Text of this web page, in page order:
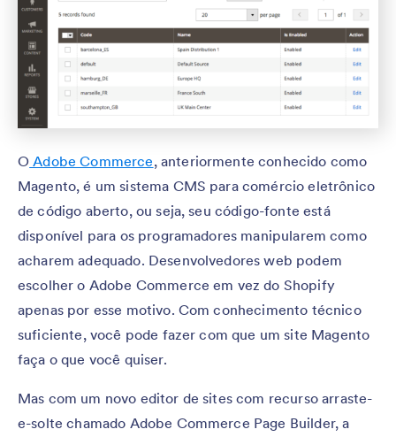
O Adobe Commerce, anteriormente conhecido como
Magento, é um sistema CMS para comércio eletrônico
de código aberto, ou seja, seu código-fonte está
disponível para os programadores manipularem como
acharem adequado. Desenvolvedores web podem
escolher o Adobe Commerce em vez do Shopify
apenas por esse motivo. Com conhecimento técnico
suficiente, você pode fazer com que um site Magento
faça o que você quiser.
Mas com um novo editor de sites com recurso arraste-
e-solte chamado Adobe Commerce Page Builder, a